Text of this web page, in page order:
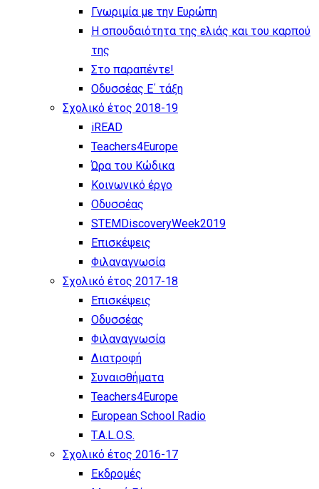
Γνωριμία με την Ευρώπη
Η σπουδαιότητα της ελιάς και του καρπού
της
Στο παραπέντε!
Οδυσσέας Ε΄ τάξη
Σχολικό έτος 2018-19
iREAD
Teachers4Europe
Ώρα του Κώδικα
Κοινωνικό έργο
Οδυσσέας
STEMDiscoveryWeek2019
Επισκέψεις
Φιλαναγνωσία
Σχολικό έτος 2017-18
Επισκέψεις
Οδυσσέας
Φιλαναγνωσία
Διατροφή
Συναισθήματα
Teachers4Europe
European School Radio
T.A.L.O.S.
Σχολικό έτος 2016-17
Εκδρομές